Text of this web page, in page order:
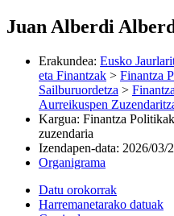
Juan Alberdi
Erakundea: Eusko
eta Finantzak > Finantza
Sailburuordetza >
Aurreikuspen
Kargua: Finantza
zuzendaria
Izendapen-data: 2026/03/
Organigrama
Datu orokorrak
Harremanetarako datuak